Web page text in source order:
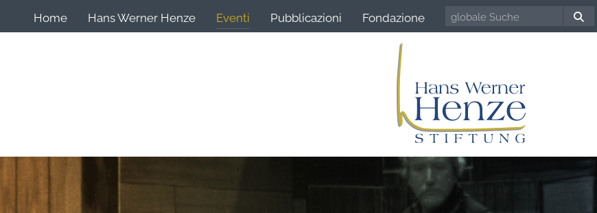
Home Hans Werner Henze Eventi Pubblicazioni Fondazione